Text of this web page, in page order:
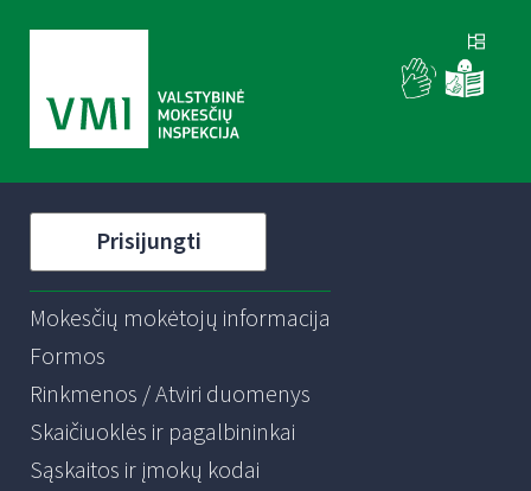
Prisijungti
Mokesčių mokėtojų informacija
Formos
Rinkmenos / Atviri duomenys
Skaičiuoklės ir pagalbininkai
Sąskaitos ir įmokų kodai